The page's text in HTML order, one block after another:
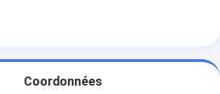
Coordonnées